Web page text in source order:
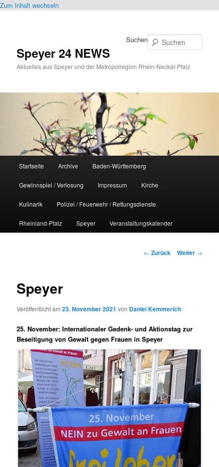
Zum Inhalt wechseln
Speyer 24 NEWS
Aktuelles aus Speyer und der Metropolregion Rhein-Neckar-Pfalz
Suchen
Startseite Archive Baden-Württemberg
Gewinnspiel / Verlosung Impressum Kirche
Kulinarik Polizei / Feuerwehr / Rettungsdienste
Rheinland-Pfalz Speyer Veranstaltungskalender
Beitrags-
← Zurück Weiter →
Speyer
Veröffentlicht am23. November 2021 von Daniel Kemmerich
25. November: Internationaler Gedenk- und Aktionstag zur
Beseitigung von Gewalt gegen Frauen in Speyer